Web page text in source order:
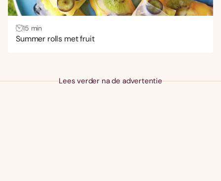
15 min
Summer rolls met fruit
Lees verder na de advertentie